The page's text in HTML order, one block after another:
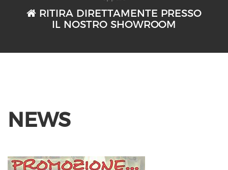
RITIRA DIRETTAMENTE PRESSO
IL NOSTRO SHOWROOM
NEWS